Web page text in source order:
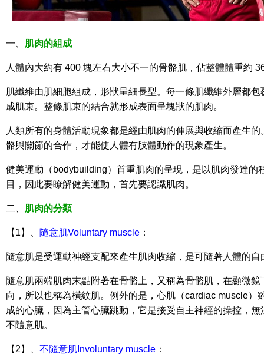
一、 肌肉的組成
人體內大約有 400 塊左右大小不一的骨骼肌，佔整體體重約
肌纖維由肌細胞組成，形狀呈細長型。每一條肌纖維外層都
成肌束。整條肌束的結合就形成表面呈塊狀的肌肉。
人類所有的身體活動現象都是經由肌肉的伸展與收縮而產生
骼與關節的合作，才能使人體有肢體動作的現象產生。
健美運動（bodybuilding）首重肌肉的呈現，是以肌肉發達的
目，因此要瞭解健美運動，首先要認識肌肉。
二、 肌肉的分類
【1】、 隨意肌Voluntary muscle ：
隨意肌是受運動神經支配來產生肌肉收縮，是可隨著人體的
隨意肌兩端肌肉末點附著在骨骼上，又稱為骨骼肌，在顯微
向，所以也稱為橫紋肌。例外的是，心肌（cardiac muscle）
成的心臟，因為主管心臟跳動，它是接受自主神經的操控，
不隨意肌。
【2】、 不隨意肌Involuntary muscle ：